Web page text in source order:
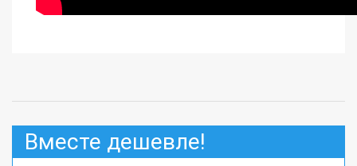
Вместе дешевле!